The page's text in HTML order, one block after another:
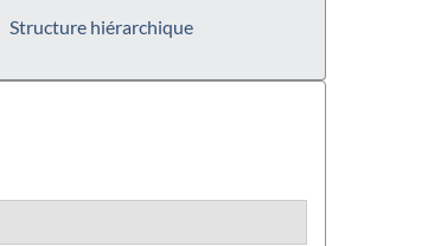
Structure hiérarchique